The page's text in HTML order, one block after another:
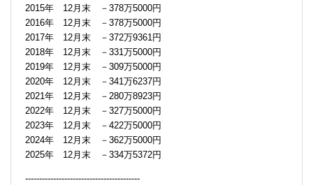
2015年 12月末 －378万5000円
2016年 12月末 －378万5000円
2017年 12月末 －372万9361円
2018年 12月末 －331万5000円
2019年 12月末 －309万5000円
2020年 12月末 －341万6237円
2021年 12月末 －280万8923円
2022年 12月末 －327万5000円
2023年 12月末 －422万5000円
2024年 12月末 －362万5000円
2025年 12月末 －334万5372円
-----------------------------------------